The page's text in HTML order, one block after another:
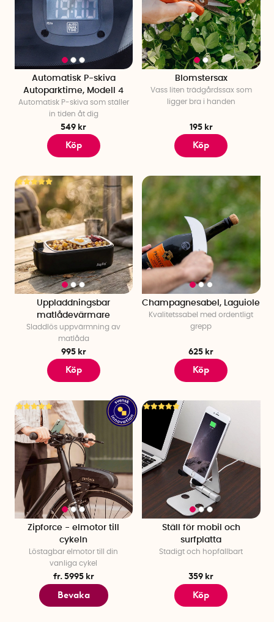
Automatisk P-skiva
Autoparktime, Modell 4
Automatisk P-skiva som ställer
in tiden åt dig
549 kr
Köp
Blomstersax
Vass liten trädgårdssax som
ligger bra i handen
195 kr
Köp
Uppladdningsbar
matlådevärmare
Sladdlös uppvärmning av
matlåda
995 kr
Köp
Champagnesabel, Laguiole
Kvalitetssabel med ordentligt
grepp
625 kr
Köp
Zipforce - elmotor till
cykeln
Löstagbar elmotor till din
vanliga cykel
fr. 5995 kr
Bevaka
Ställ för mobil och
surfplatta
Stadigt och hopfällbart
359 kr
Köp